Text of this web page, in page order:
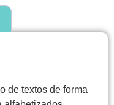
de textos de forma